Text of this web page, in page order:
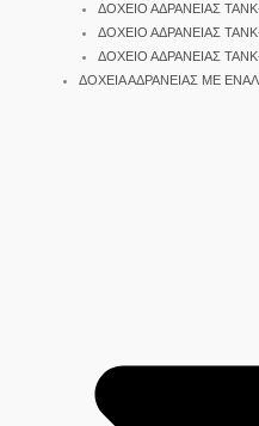
ΔΟΧΕΙΟ ΑΔΡΑΝΕΙΑΣ
ΔΟΧΕΙΟ ΑΔΡΑΝΕΙΑΣ
ΔΟΧΕΙΟ ΑΔΡΑΝΕΙΑΣ
ΔΟΧΕΙΑ ΑΔΡΑΝΕΙΑΣ ΜΕ